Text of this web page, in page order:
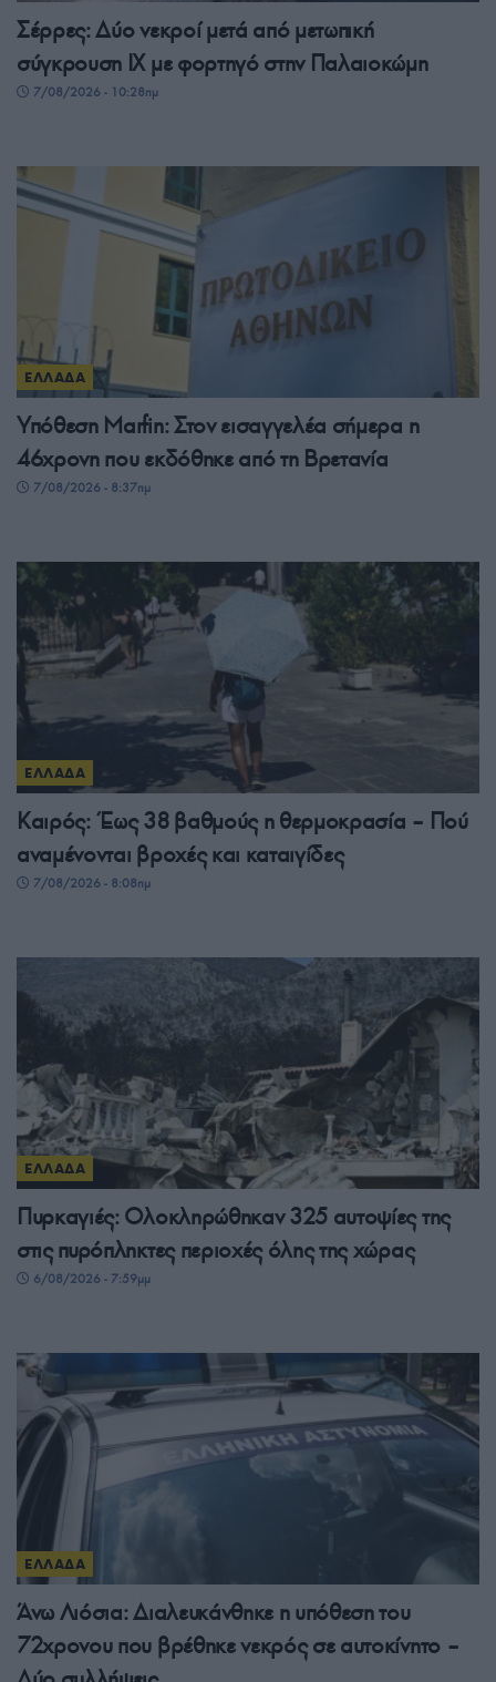
Σέρρες: Δύο νεκροί μετά από μετωπική
σύγκρουση ΙΧ με φορτηγό στην Παλαιοκώμη
7/08/2026 - 10:28πμ
ΕΛΛΑΔΑ
Υπόθεση Marfin: Στον εισαγγελέα σήμερα η
46χρονη που εκδόθηκε από τη Βρετανία
7/08/2026 - 8:37πμ
ΕΛΛΑΔΑ
Καιρός: Έως 38 βαθμούς η θερμοκρασία – Πού
αναμένονται βροχές και καταιγίδες
7/08/2026 - 8:08πμ
ΕΛΛΑΔΑ
Πυρκαγιές: Ολοκληρώθηκαν 325 αυτοψίες της
στις πυρόπληκτες περιοχές όλης της χώρας
6/08/2026 - 7:59μμ
ΕΛΛΑΔΑ
Άνω Λιόσια: Διαλευκάνθηκε η υπόθεση του
72χρονου που βρέθηκε νεκρός σε αυτοκίνητο –